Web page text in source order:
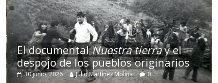
El documentalNuestra tierray el
despojo de los pueblos originarios
30 junio, 2026 Julio Martínez Molina 0